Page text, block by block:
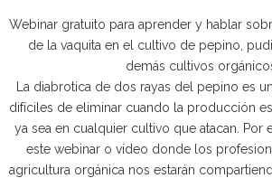
Webinar gratuito para aprender y hablar
de la vaquita en el cultivo de pepino,
demás cultivos
La diabrotica de dos rayas del pepino es
difíciles de eliminar cuando la producción
ya sea en cualquier cultivo que atacan. Por
este webinar o vídeo donde los
agricultura orgánica nos estarán